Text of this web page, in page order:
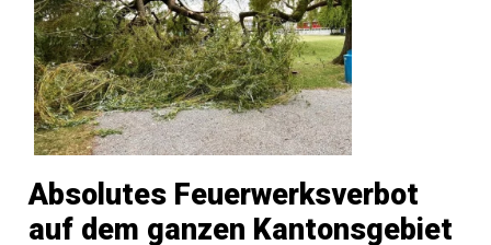
Absolutes Feuerwerksverbot
auf dem ganzen Kantonsgebiet